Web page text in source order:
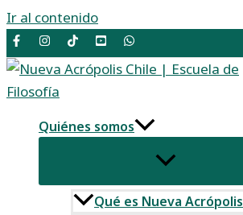
Ir al contenido
Quiénes somos
Qué es Nueva Acrópolis